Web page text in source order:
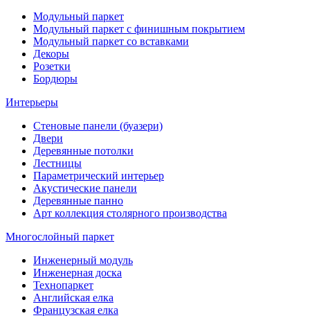
Модульный паркет
Модульный паркет с финишным покрытием
Модульный паркет со вставками
Декоры
Розетки
Бордюры
Интерьеры
Стеновые панели (буазери)
Двери
Деревянные потолки
Лестницы
Параметрический интерьер
Акустические панели
Деревянные панно
Арт коллекция столярного производства
Многослойный паркет
Инженерный модуль
Инженерная доска
Технопаркет
Английская елка
Французская елка